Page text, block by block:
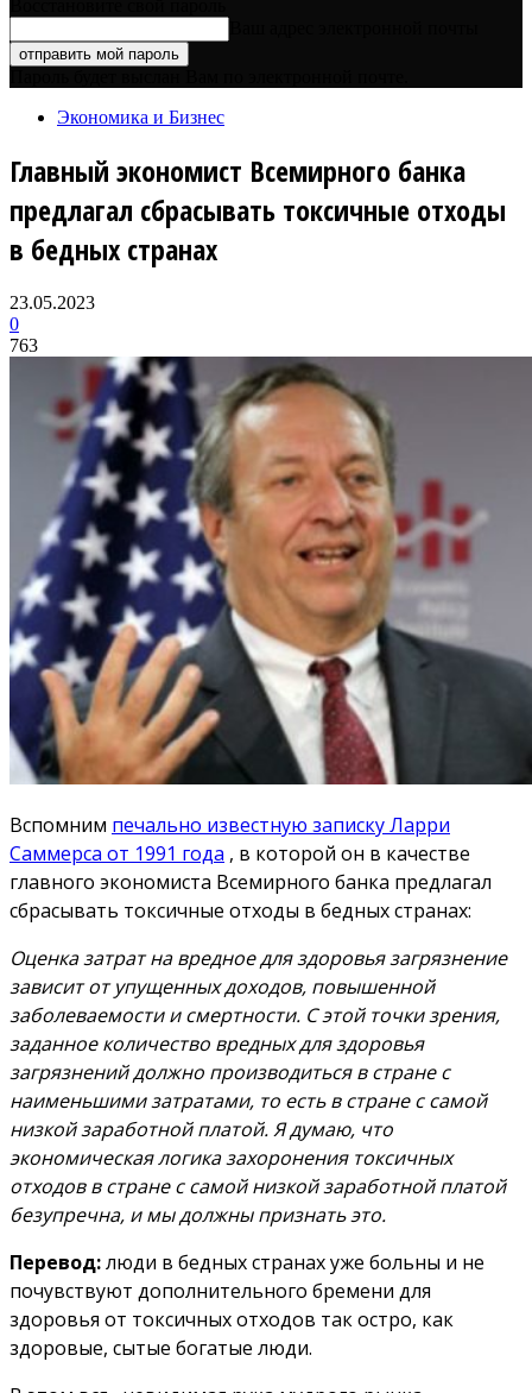
Экономика и Бизнес
Главный экономист Всемирного банка
предлагал сбрасывать токсичные отходы
в бедных странах
23.05.2023
0
763
Вспомним печально известную записку Ларри
Саммерса от 1991 года , в которой он в качестве
главного экономиста Всемирного банка предлагал
сбрасывать токсичные отходы в бедных странах:
Оценка затрат на вредное для здоровья загрязнение
зависит от упущенных доходов, повышенной
заболеваемости и смертности. С этой точки зрения,
заданное количество вредных для здоровья
загрязнений должно производиться в стране с
наименьшими затратами, то есть в стране с самой
низкой заработной платой.Я думаю, что
экономическая логика захоронения токсичных
отходов в стране с самой низкой заработной платой
безупречна, и мы должны признать это.
Перевод:люди в бедных странах уже больны и не
почувствуют дополнительного бремени для
здоровья от токсичных отходов так остро, как
здоровые, сытые богатые люди.